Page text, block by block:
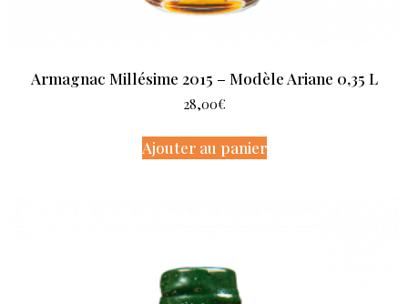
Armagnac Millésime 2015 – Modèle Ariane 0,35 L
28,00€
Ajouter au panier